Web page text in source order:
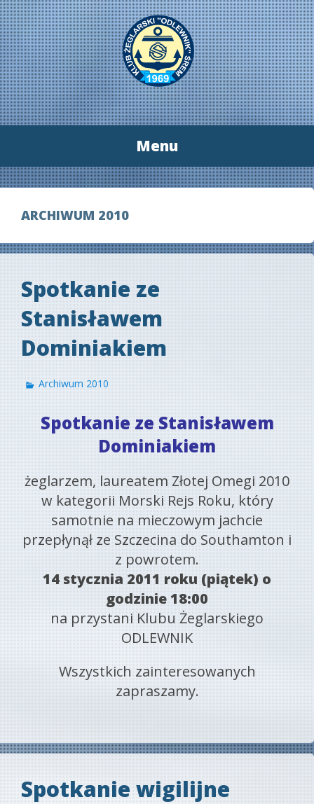
Menu
Przeskocz
do
ARCHIWUM 2010
Spotkanie ze
Stanisławem
Dominiakiem
Archiwum 2010
Spotkanie ze Stanisławem
Dominiakiem
żeglarzem, laureatem Złotej Omegi 2010
w kategorii Morski Rejs Roku, który
samotnie na mieczowym jachcie
przepłynął ze Szczecina do Southamton i
z powrotem.
14 stycznia 2011 roku (piątek) o
godzinie 18:00
na przystani Klubu Żeglarskiego
ODLEWNIK
Wszystkich zainteresowanych
zapraszamy.
Spotkanie wigilijne